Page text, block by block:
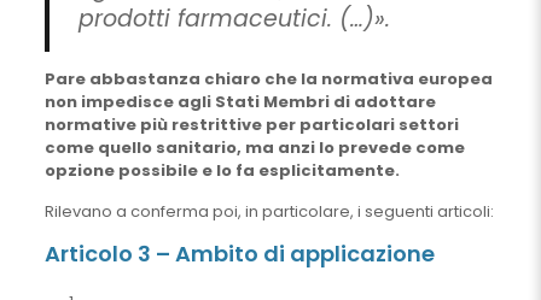
prodotti farmaceutici. (…)».
Pare abbastanza chiaro che la normativa europea
non impedisce agli Stati Membri di adottare
normative più restrittive per particolari settori
come quello sanitario, ma anzi lo prevede come
opzione possibile e lo fa esplicitamente.
Rilevano a conferma poi, in particolare, i seguenti articoli:
Articolo 3 – Ambito di applicazione